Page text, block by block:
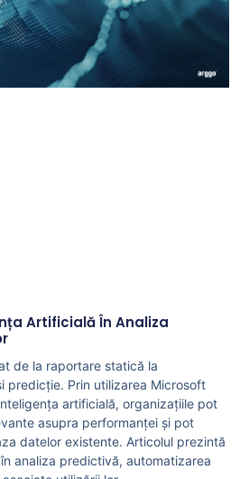
Artificială În Analiza
de la raportare statică la
predicție. Prin utilizarea Microsoft
artificială, organizațiile pot
asupra performanței și pot
datelor existente. Articolul prezintă
analiza predictivă, automatizarea